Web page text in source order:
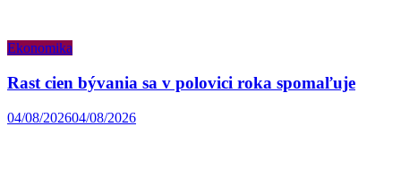
Ekonomika
Rast cien bývania sa v polovici roka spomaľuje
04/08/202604/08/2026